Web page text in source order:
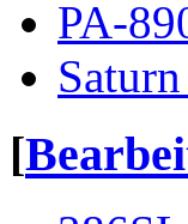
PA-
[